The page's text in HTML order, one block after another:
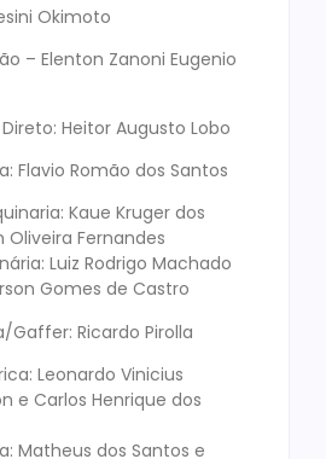
Okimoto
– Elenton Zanoni Eugenio
Heitor Augusto Lobo
Flavio Romão dos Santos
Kaue Kruger dos
Oliveira Fernandes
Luiz Rodrigo Machado
Gomes de Castro
Gaffer: Ricardo Pirolla
Leonardo Vinicius
e Carlos Henrique dos
Matheus dos Santos e